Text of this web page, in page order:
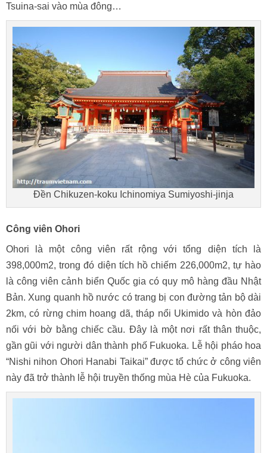
Tsuina-sai vào mùa đông…
Đền Chikuzen-koku Ichinomiya Sumiyoshi-jinja
Công viên Ohori
Ohori là một công viên rất rộng với tổng diện tích là
398,000m2, trong đó diện tích hồ chiếm 226,000m2, tự hào
là công viên cảnh biển Quốc gia có quy mô hàng đầu Nhật
Bản. Xung quanh hồ nước có trang bị con đường tản bộ dài
2km, có rừng chim hoang dã, tháp nổi Ukimido và hòn đảo
nối với bờ bằng chiếc cầu. Đây là một nơi rất thân thuộc,
gần gũi với người dân thành phố Fukuoka. Lễ hội pháo hoa
“Nishi nihon Ohori Hanabi Taikai” được tổ chức ở công viên
này đã trở thành lễ hội truyền thống mùa Hè của Fukuoka.